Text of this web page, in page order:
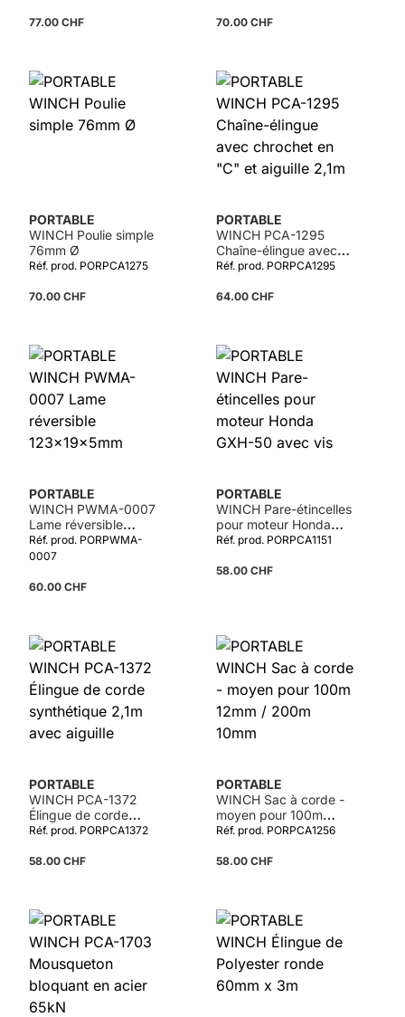
77.00 CHF 70.00 CHF
PORTABLE
WINCH Poulie simple
76mm Ø
Réf. prod. PORPCA1275
70.00 CHF
PORTABLE
WINCH PCA-1295
Chaîne-élingue avec
chrochet en "C" et
Réf. prod. PORPCA1295
64.00 CHF
PORTABLE
WINCH PWMA-0007
Lame réversible
123x19x5mm
Réf. prod. PORPWMA-
0007
60.00 CHF
PORTABLE
WINCH Pare-étincelles
pour moteur Honda
GXH-50 avec vis
Réf. prod. PORPCA1151
58.00 CHF
PORTABLE
WINCH PCA-1372
Élingue de corde
synthétique 2,1m avec
Réf. prod. PORPCA1372
58.00 CHF
PORTABLE
WINCH Sac à corde -
moyen pour 100m
12mm / 200m 10mm
Réf. prod. PORPCA1256
58.00 CHF